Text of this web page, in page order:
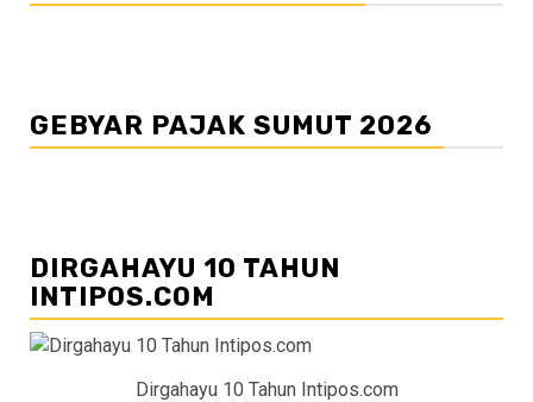
GEBYAR PAJAK SUMUT 2026
DIRGAHAYU 10 TAHUN
INTIPOS.COM
Dirgahayu 10 Tahun Intipos.com